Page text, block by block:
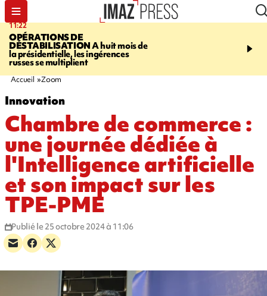
11:22
OPÉRATIONS DE
DÉSTABILISATIONA huit mois de
la présidentielle, les ingérences
russes se multiplient
10:13
cycliste évacué en
après une collision
Accueil Zoom
Innovation
Chambre de commerce :
une journée dédiée à
l'Intelligence artificielle
et son impact sur les
TPE-PME
Publié le 25 octobre 2024 à 11:06